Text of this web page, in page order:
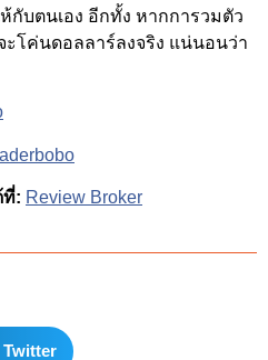
กับตนเอง อีกทั้ง หากการวมตัว
โค่นดอลลาร์ลงจริง แน่นอนว่า
ที่: Review Broker
Twitter